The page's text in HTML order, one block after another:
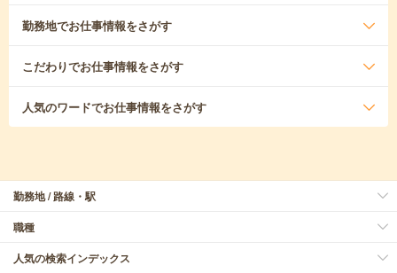
勤務地でお仕事情報をさがす
こだわりでお仕事情報をさがす
人気のワードでお仕事情報をさがす
勤務地 / 路線・駅
職種
人気の検索インデックス